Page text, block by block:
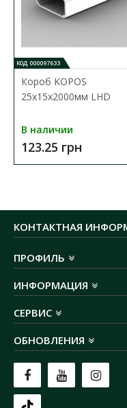
КОД: 000097633
Короб KOPOS
25х15х2000мм LHD
В наличии
123.25 грн
КОНТАКТНАЯ
ПРОФИЛЬ
ИНФОРМАЦИЯ
СЕРВИС
ОБНОВЛЕНИЯ